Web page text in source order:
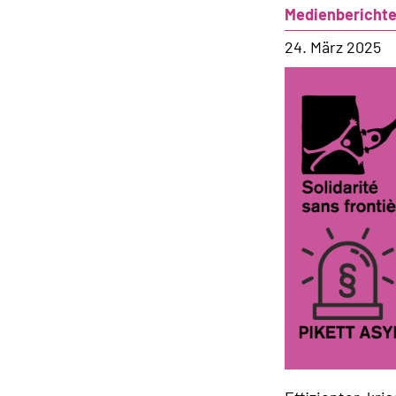
Medienberichte
24. März 2025